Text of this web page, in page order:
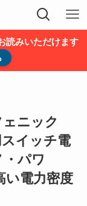
読みいただけます
ニック
イッチ電
パワ
電力密度